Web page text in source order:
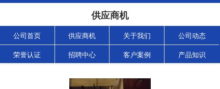
供应商机
公司首页 供应商机 关于我们 公司动态
荣誉认证 招聘中心 客户案例 产品知识